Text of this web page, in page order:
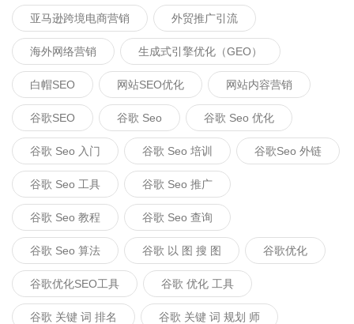
亚马逊跨境电商营销 外贸推广引流
海外网络营销 生成式引擎优化（GEO）
白帽SEO 网站SEO优化 网站内容营销
谷歌SEO 谷歌 Seo 谷歌 Seo 优化
谷歌 Seo 入门 谷歌 Seo 培训 谷歌seo 外链
谷歌 Seo 工具 谷歌 Seo 推广
谷歌 Seo 教程 谷歌 Seo 查询
谷歌 Seo 算法 谷歌 以 图 搜 图 谷歌优化
谷歌优化SEO工具 谷歌 优化 工具
谷歌 关键 词 排名 谷歌 关键 词 规划 师